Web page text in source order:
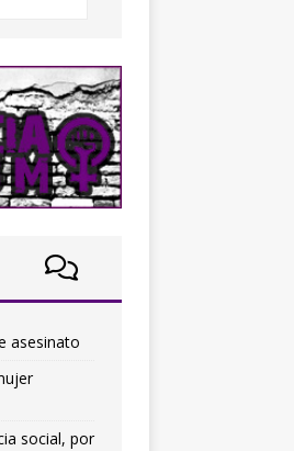
asesinato
social, por